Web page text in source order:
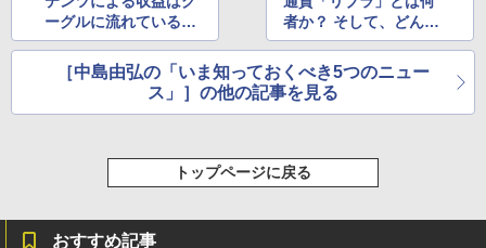
ーグルに流れているの
か？ ほか
者か？ そして、どんな
影響があるのか？ ほか
［中島由弘の「いま知っておくべき5つのニュー
ス」］の他の記事を見る
トップページに戻る
おすすめ記事